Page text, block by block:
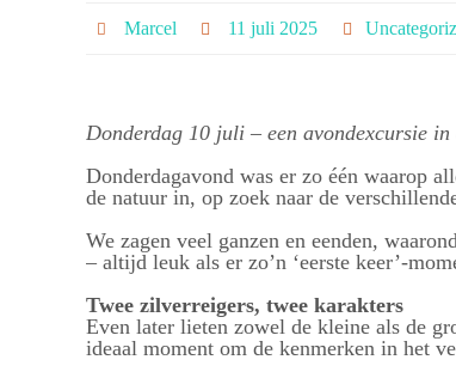
Marcel 11 juli 2025
Donderdag 10 juli – een avondexcursie
Donderdagavond was er zo één waarop
de natuur in, op zoek naar de
We zagen veel ganzen en eenden,
– altijd leuk als er zo’n ‘eerste keer’-
Twee zilverreigers, twee karakters
Even later lieten zowel de kleine als de
ideaal moment om de kenmerken in het